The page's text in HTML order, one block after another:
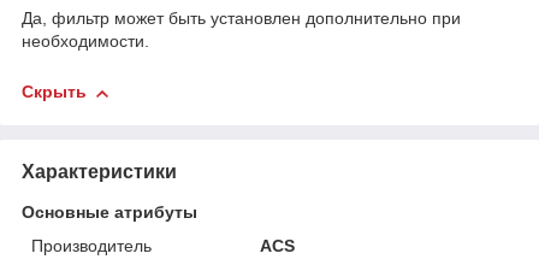
Да, фильтр может быть установлен дополнительно при
необходимости.
Скрыть
Характеристики
Основные атрибуты
Производитель
ACS